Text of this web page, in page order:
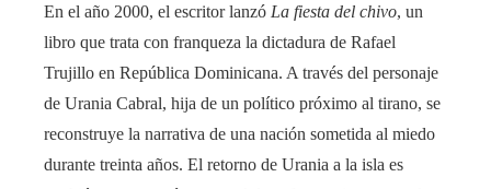
En el año 2000, el escritor lanzó La fiesta del chivo, un
libro que trata con franqueza la dictadura de Rafael
Trujillo en República Dominicana. A través del personaje
de Urania Cabral, hija de un político próximo al tirano, se
reconstruye la narrativa de una nación sometida al miedo
durante treinta años. El retorno de Urania a la isla es